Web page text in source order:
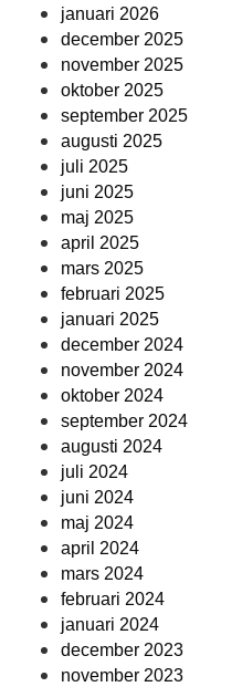
januari 2026
december 2025
november 2025
oktober 2025
september 2025
augusti 2025
juli 2025
juni 2025
maj 2025
april 2025
mars 2025
februari 2025
januari 2025
december 2024
november 2024
oktober 2024
september 2024
augusti 2024
juli 2024
juni 2024
maj 2024
april 2024
mars 2024
februari 2024
januari 2024
december 2023
november 2023